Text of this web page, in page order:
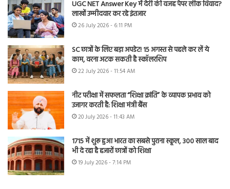
UGC NET Answer Key में देरी की वजह पेपर लीक विवाद?
लाखों उम्मीदवार कर रहे इंतजार
26 July 2026 - 6:11 PM
SC छात्रों के लिए बड़ा अपडेट! 15 अगस्त से पहले कर लें ये
काम, वरना अटक सकती है स्कॉलरशिप
22 July 2026 - 11:54 AM
नीट परीक्षा में सफलता “शिक्षा क्रांति” के व्यापक प्रभाव को
उजागर करती है: शिक्षा मंत्री बैंस
20 July 2026 - 11:43 AM
1715 में शुरू हुआ भारत का सबसे पुराना स्कूल, 300 साल बाद
भी दे रहा है हजारों छात्रों को शिक्षा
19 July 2026 - 7:14 PM